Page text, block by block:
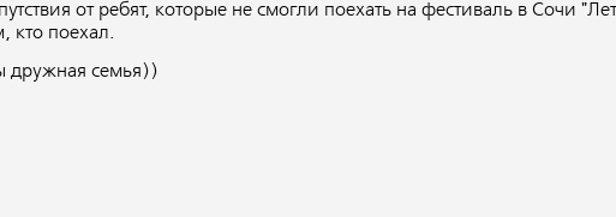
от ребят, которые не смогли поехать на фестиваль в Сочи
кто поехал.
дружная семья))